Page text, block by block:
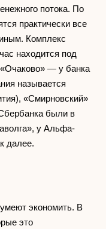
потока. По
практически все
Комплекс
находится под
— у банка
называется
«Смирновский»
были в
у Альфа-
далее.
экономить. В
это